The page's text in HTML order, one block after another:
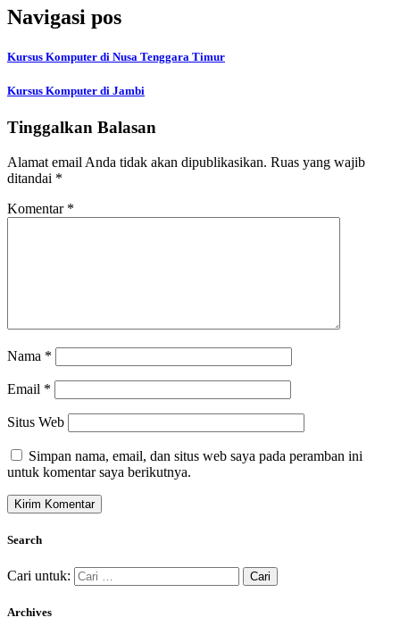
Navigasi pos
Kursus Komputer di Nusa Tenggara Timur
Kursus Komputer di Jambi
Tinggalkan Balasan
Alamat email Anda tidak akan dipublikasikan. Ruas yang wajib
ditandai *
Komentar *
Nama *
Email *
Situs Web
Simpan nama, email, dan situs web saya pada peramban ini
untuk komentar saya berikutnya.
Search
Cari untuk:
Archives